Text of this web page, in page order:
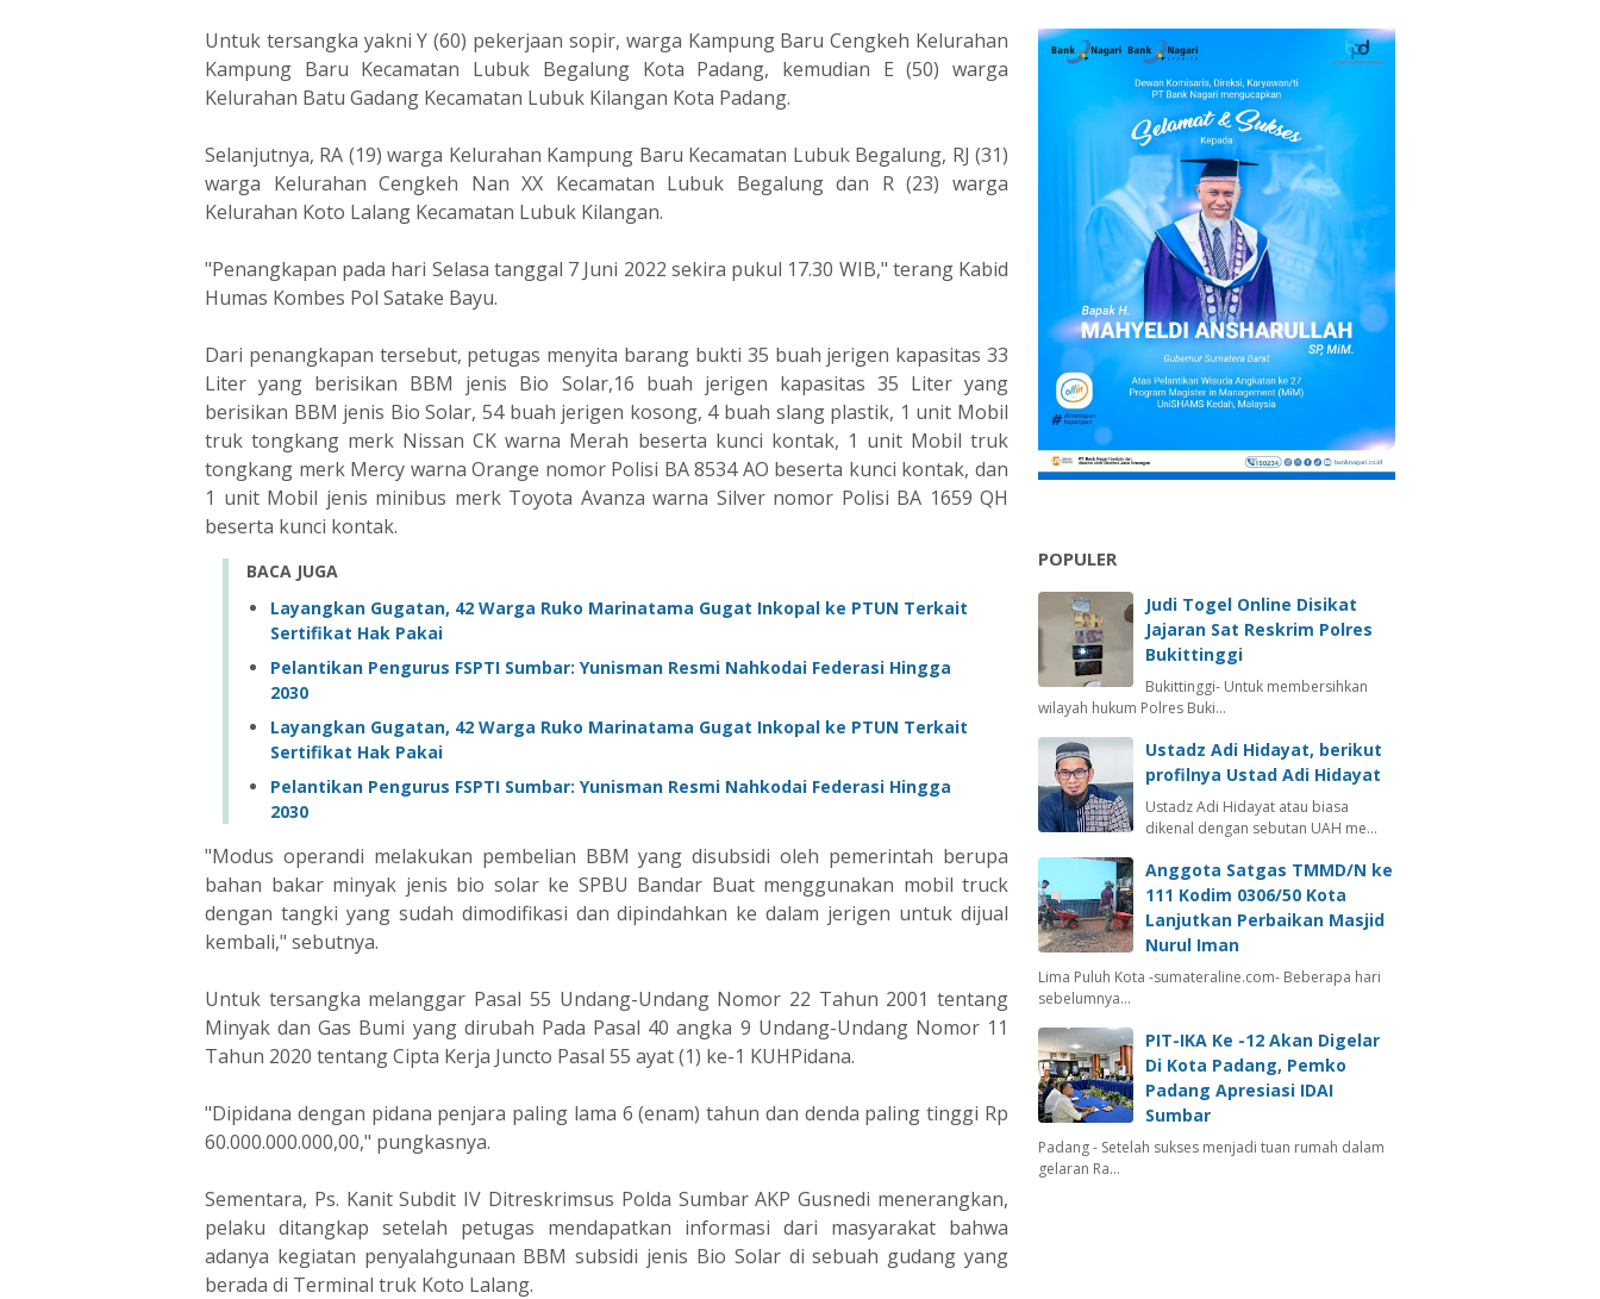
Untuk tersangka yakni Y (60) pekerjaan sopir, warga Kampung Baru Cengkeh Kelurahan
Kampung Baru Kecamatan Lubuk Begalung Kota Padang, kemudian E (50) warga
Kelurahan Batu Gadang Kecamatan Lubuk Kilangan Kota Padang.
Selanjutnya, RA (19) warga Kelurahan Kampung Baru Kecamatan Lubuk Begalung, RJ (31)
warga Kelurahan Cengkeh Nan XX Kecamatan Lubuk Begalung dan R (23) warga
Kelurahan Koto Lalang Kecamatan Lubuk Kilangan.
"Penangkapan pada hari Selasa tanggal 7 Juni 2022 sekira pukul 17.30 WIB," terang Kabid
Humas Kombes Pol Satake Bayu.
Dari penangkapan tersebut, petugas menyita barang bukti 35 buah jerigen kapasitas 33
Liter yang berisikan BBM jenis Bio Solar,16 buah jerigen kapasitas 35 Liter yang
berisikan BBM jenis Bio Solar, 54 buah jerigen kosong, 4 buah slang plastik, 1 unit Mobil
truk tongkang merk Nissan CK warna Merah beserta kunci kontak, 1 unit Mobil truk
tongkang merk Mercy warna Orange nomor Polisi BA 8534 AO beserta kunci kontak, dan
1 unit Mobil jenis minibus merk Toyota Avanza warna Silver nomor Polisi BA 1659 QH
beserta kunci kontak.
BACA JUGA
Layangkan Gugatan, 42 Warga Ruko Marinatama Gugat Inkopal ke PTUN Terkait
Sertifikat Hak Pakai
Pelantikan Pengurus FSPTI Sumbar: Yunisman Resmi Nahkodai Federasi Hingga
2030
Layangkan Gugatan, 42 Warga Ruko Marinatama Gugat Inkopal ke PTUN Terkait
Sertifikat Hak Pakai
Pelantikan Pengurus FSPTI Sumbar: Yunisman Resmi Nahkodai Federasi Hingga
2030
"Modus operandi melakukan pembelian BBM yang disubsidi oleh pemerintah berupa
bahan bakar minyak jenis bio solar ke SPBU Bandar Buat menggunakan mobil truck
dengan tangki yang sudah dimodifikasi dan dipindahkan ke dalam jerigen untuk dijual
kembali," sebutnya.
Untuk tersangka melanggar Pasal 55 Undang-Undang Nomor 22 Tahun 2001 tentang
Minyak dan Gas Bumi yang dirubah Pada Pasal 40 angka 9 Undang-Undang Nomor 11
Tahun 2020 tentang Cipta Kerja Juncto Pasal 55 ayat (1) ke-1 KUHPidana.
"Dipidana dengan pidana penjara paling lama 6 (enam) tahun dan denda paling tinggi Rp
60.000.000.000,00," pungkasnya.
Sementara, Ps. Kanit Subdit IV Ditreskrimsus Polda Sumbar AKP Gusnedi menerangkan,
pelaku ditangkap setelah petugas mendapatkan informasi dari masyarakat bahwa
adanya kegiatan penyalahgunaan BBM subsidi jenis Bio Solar di sebuah gudang yang
berada di Terminal truk Koto Lalang.
POPULER
Judi Togel Online Disikat
Jajaran Sat Reskrim Polres
Bukittinggi
Bukittinggi- Untuk membersihkan
wilayah hukum Polres Buki…
Ustadz Adi Hidayat, berikut
profilnya Ustad Adi Hidayat
Ustadz Adi Hidayat atau biasa
dikenal dengan sebutan UAH me…
Anggota Satgas TMMD/N ke
111 Kodim 0306/50 Kota
Lanjutkan Perbaikan Masjid
Nurul Iman
Lima Puluh Kota -sumateraline.com- Beberapa hari
sebelumnya…
PIT-IKA Ke -12 Akan Digelar
Di Kota Padang, Pemko
Padang Apresiasi IDAI
Sumbar
Padang - Setelah sukses menjadi tuan rumah dalam
gelaran Ra…